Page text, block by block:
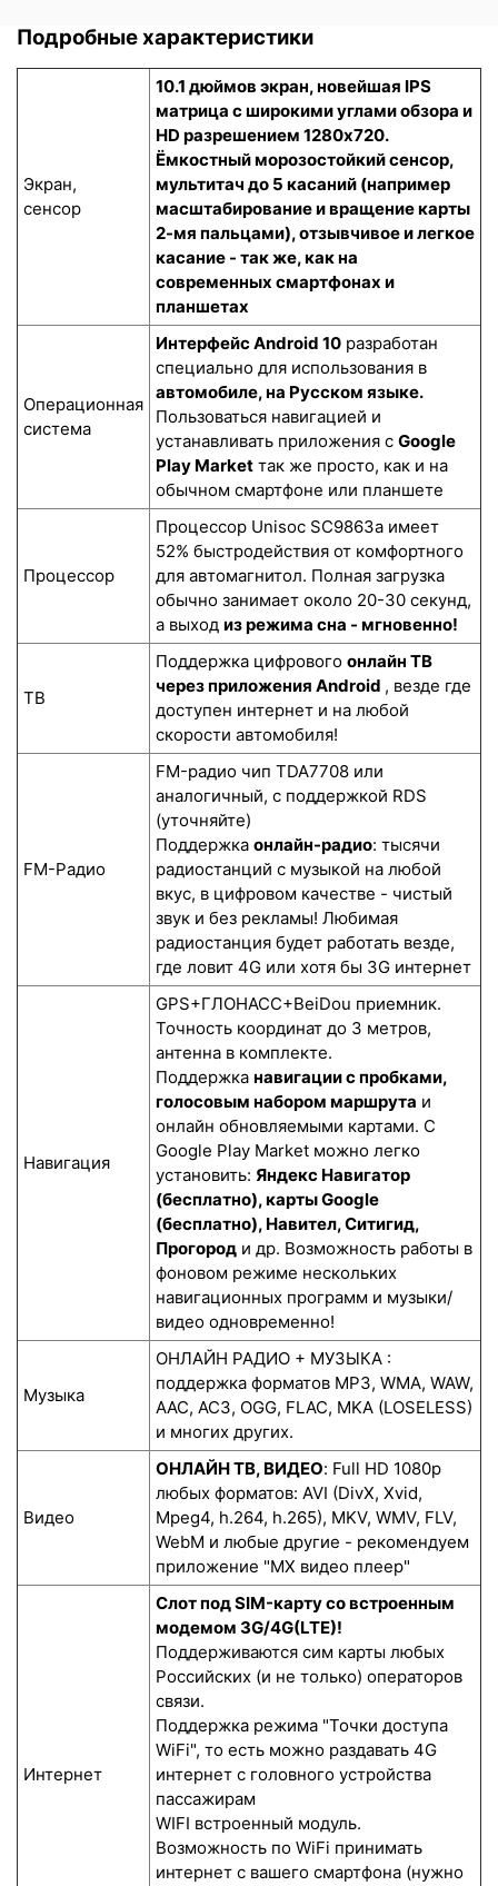
Подробные характеристики
Экран,
сенсор
10.1 дюймов экран, новейшая IPS
матрица с широкими углами обзора и
HD разрешением 1280x720.
Ёмкостный морозостойкий сенсор,
мультитач до 5 касаний (например
масштабирование и вращение карты
2-мя пальцами), отзывчивое и легкое
касание - так же, как на
современных смартфонах и
планшетах
Операционная
система
Интерфейс Android 10 разработан
специально для использования в
автомобиле, на Русском языке.
Пользоваться навигацией и
устанавливать приложения с Google
Play Market так же просто, как и на
обычном смартфоне или планшете
Процессор
Процессор Unisoc SC9863a имеет
52% быстродействия от комфортного
для автомагнитол. Полная загрузка
обычно занимает около 20-30 секунд,
а выход из режима сна - мгновенно!
ТВ
Поддержка цифрового онлайн ТВ
через приложения Android , везде где
доступен интернет и на любой
скорости автомобиля!
FM-Радио
FM-радио чип TDA7708 или
аналогичный, с поддержкой RDS
(уточняйте)
Поддержка онлайн-радио: тысячи
радиостанций с музыкой на любой
вкус, в цифровом качестве - чистый
звук и без рекламы! Любимая
радиостанция будет работать везде,
где ловит 4G или хотя бы 3G интернет
Навигация
GPS+ГЛОНАСС+BeiDou приемник.
Точность координат до 3 метров,
антенна в комплекте.
Поддержка навигации с пробками,
голосовым набором маршрута и
онлайн обновляемыми картами. С
Google Play Market можно легко
установить: Яндекс Навигатор
(бесплатно), карты Google
(бесплатно), Навител, Ситигид,
Прогород и др. Возможность работы в
фоновом режиме нескольких
навигационных программ и музыки/
видео одновременно!
Музыка
ОНЛАЙН РАДИО + МУЗЫКА :
поддержка форматов MP3, WMA, WAW,
AAC, AC3, OGG, FLAC, MKA (LOSELESS)
и многих других.
Видео
ОНЛАЙН ТВ, ВИДЕО: Full HD 1080p
любых форматов: AVI (DivX, Xvid,
Mpeg4, h.264, h.265), MKV, WMV, FLV,
WebM и любые другие - рекомендуем
приложение "MX видео плеер"
Интернет
Слот под SIM-карту со встроенным
модемом 3G/4G(LTE)!
Поддерживаются сим карты любых
Российских (и не только) операторов
связи.
Поддержка режима "Точки доступа
WiFi", то есть можно раздавать 4G
интернет с головного устройства
пассажирам
WIFI встроенный модуль.
Возможность по WiFi принимать
интернет с вашего смартфона (нужно